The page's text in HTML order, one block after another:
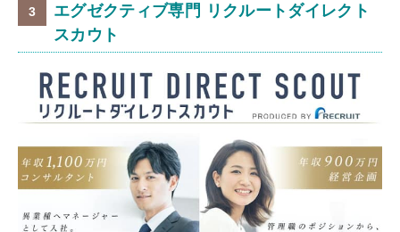
エグゼクティブ専門 リクルートダイレクト
スカウト